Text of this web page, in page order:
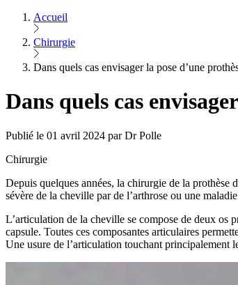
Accueil
Chirurgie
Dans quels cas envisager la pose d’une
Dans quels cas
Publié le 01 avril 2024 par Dr Polle
Chirurgie
Depuis quelques années, la chirurgie de la prothèse
sévère de la cheville par de l’arthrose ou une
L’articulation de la cheville se compose de deux os
capsule. Toutes ces composantes articulaires
Une usure de l’articulation touchant principalement